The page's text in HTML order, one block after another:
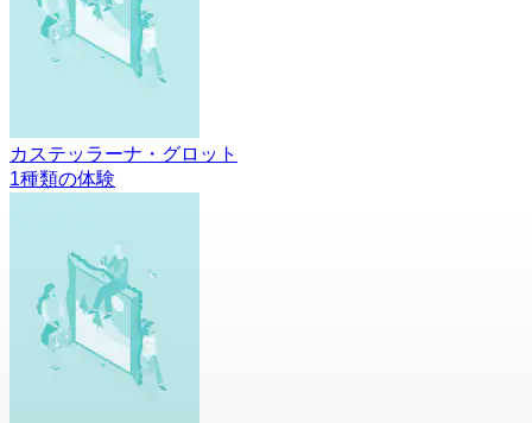
カステッラーナ・グロット
1種類の体験